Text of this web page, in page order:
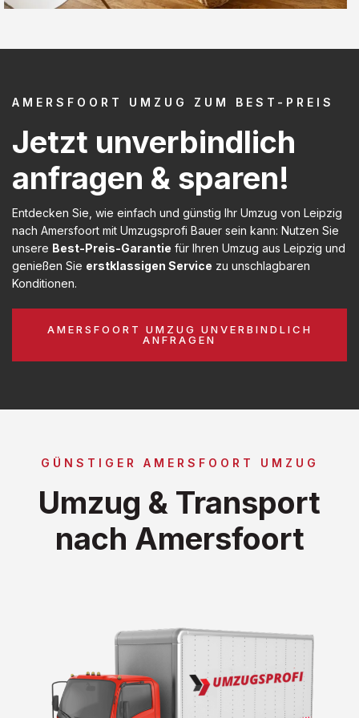
AMERSFOORT UMZUG ZUM BEST-PREIS
Jetzt unverbindlich
anfragen & sparen!
Entdecken Sie, wie einfach und günstig Ihr Umzug von Leipzig
nach Amersfoort mit Umzugsprofi Bauer sein kann: Nutzen Sie
unsere Best-Preis-Garantie für Ihren Umzug aus Leipzig und
genießen Sie erstklassigen Service zu unschlagbaren
Konditionen.
AMERSFOORT UMZUG UNVERBINDLICH
ANFRAGEN
GÜNSTIGER AMERSFOORT UMZUG
Umzug & Transport
nach Amersfoort